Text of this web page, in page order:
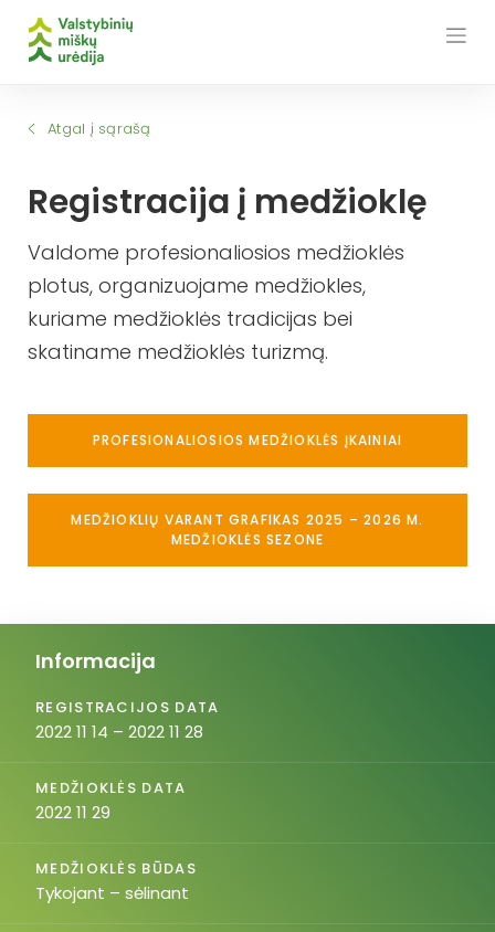
Atgal į sąrašą
Registracija į medžioklę
Valdome profesionaliosios medžioklės
plotus, organizuojame medžiokles,
kuriame medžioklės tradicijas bei
skatiname medžioklės turizmą.
PROFESIONALIOSIOS MEDŽIOKLĖS ĮKAINIAI
MEDŽIOKLIŲ VARANT GRAFIKAS 2025 – 2026 M.
MEDŽIOKLĖS SEZONE
Informacija
REGISTRACIJOS DATA
2022 11 14 – 2022 11 28
MEDŽIOKLĖS DATA
2022 11 29
MEDŽIOKLĖS BŪDAS
Tykojant – sėlinant